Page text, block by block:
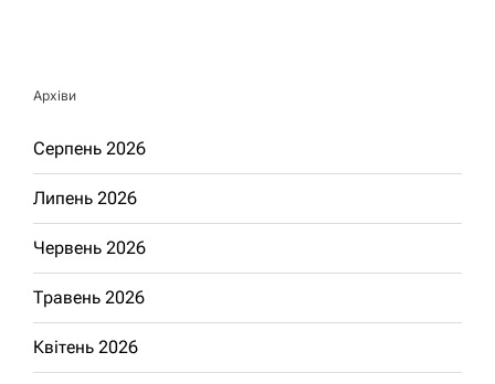
Архіви
Серпень 2026
Липень 2026
Червень 2026
Травень 2026
Квітень 2026